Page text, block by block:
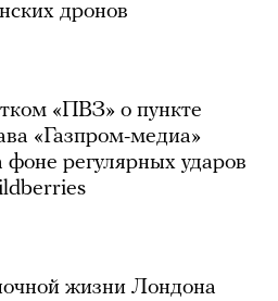
дронов
«ПВЗ» о пункте
«Газпром-медиа»
регулярных ударов
жизни Лондона